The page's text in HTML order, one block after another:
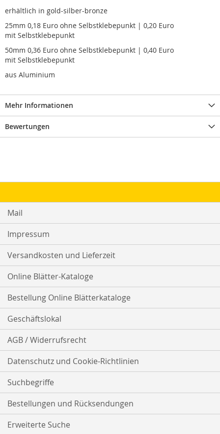
erhältlich in gold-silber-bronze
25mm 0,18 Euro ohne Selbstklebepunkt | 0,20 Euro
mit Selbstklebepunkt
50mm 0,36 Euro ohne Selbstklebepunkt | 0,40 Euro
mit Selbstklebepunkt
aus Aluminium
Mehr Informationen
Bewertungen
Mail
Impressum
Versandkosten und Lieferzeit
Online Blätter-Kataloge
Bestellung Online Blätterkataloge
Geschäftslokal
AGB / Widerrufsrecht
Datenschutz und Cookie-Richtlinien
Suchbegriffe
Bestellungen und Rücksendungen
Erweiterte Suche